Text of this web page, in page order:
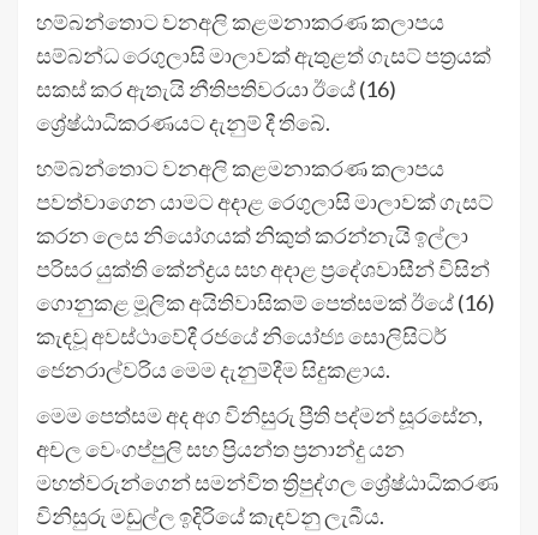
හම්බන්තොට වනඅලි කළමනාකරණ කලාපය
සම්බන්ධ රෙගුලාසි මාලාවක් ඇතුළත් ගැසට් පත්‍රයක්
සකස් කර ඇතැයි නීතිපතිවරයා ඊයේ (16)
ශ්‍රේෂ්ඨාධිකරණයට දැනුම් දී තිබේ.
හම්බන්තොට වනඅලි කළමනාකරණ කලාපය
පවත්වාගෙන යාමට අදාළ රෙගුලාසි මාලාවක් ගැසට්
කරන ලෙස නියෝගයක් නිකුත් කරන්නැයි ඉල්ලා
පරිසර යුක්ති කේන්ද්‍රය සහ අදාළ ප්‍රදේශවාසීන් විසින්
ගොනුකළ මූලික අයිතිවාසිකම් පෙත්සමක් ඊයේ (16)
කැඳවූ අවස්ථාවේදී රජයේ නියෝජ්‍ය සොලිසිටර්
ජෙනරාල්වරිය මෙම දැනුම්දීම සිදුකළාය.
මෙම පෙත්සම අද අග විනිසුරු ප්‍රීති පද්මන් සූරසේන,
අචල වෙංගප්පුලි සහ ප්‍රියන්ත ප්‍රනාන්දු යන
මහත්වරුන්ගෙන් සමන්විත ත්‍රිපුද්ගල ශ්‍රේෂ්ඨාධිකරණ
විනිසුරු මඩුල්ල ඉදිරියේ කැඳවනු ලැබීය.